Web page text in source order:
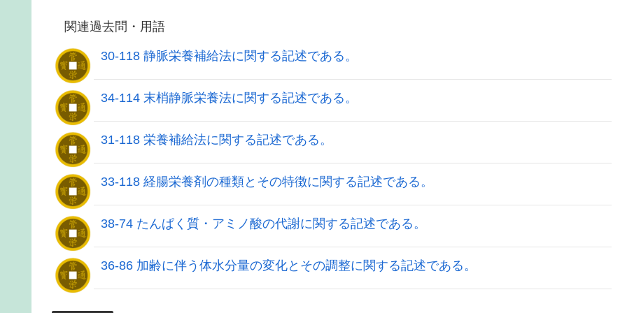
関連過去問・用語
30-118 静脈栄養補給法に関する記述である。
34-114 末梢静脈栄養法に関する記述である。
31-118 栄養補給法に関する記述である。
33-118 経腸栄養剤の種類とその特徴に関する記述である。
38-74 たんぱく質・アミノ酸の代謝に関する記述である。
36-86 加齢に伴う体水分量の変化とその調整に関する記述である。